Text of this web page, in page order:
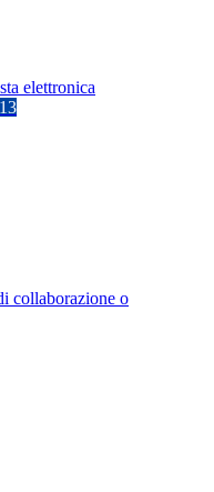
elettronica
13
collaborazione o